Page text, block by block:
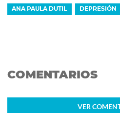
ANA PAULA DUTIL DEPRESIÓN
COMENTARIOS
VER